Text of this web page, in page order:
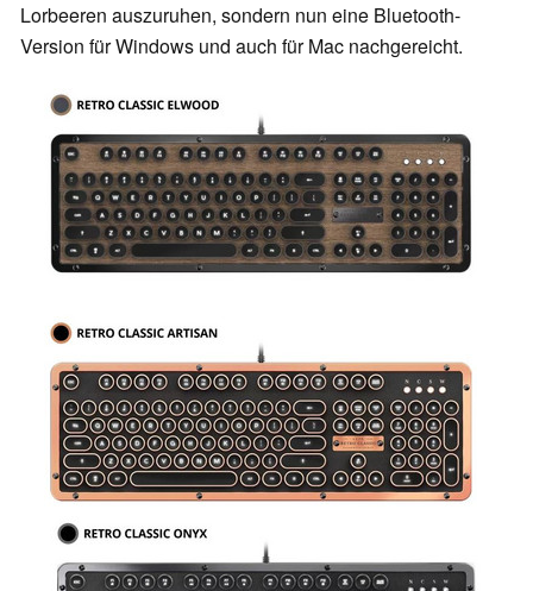
Lorbeeren auszuruhen, sondern nun eine Bluetooth-
Version für Windows und auch für Mac nachgereicht.